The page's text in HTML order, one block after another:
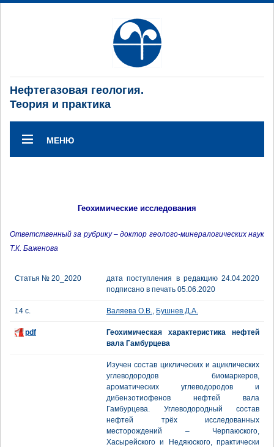
Нефтегазовая геология.
Теория и практика
МЕНЮ
Геохимические исследования
Ответственный за рубрику – доктор геолого-минералогических наук
Т.К. Баженова
Статья № 20_2020
дата поступления в редакцию 24.04.2020
подписано в печать 05.06.2020
14 с. Валяева О.В., Бушнев Д.А.
pdf
Геохимическая характеристика нефтей
вала Гамбурцева
Изучен состав циклических и ациклических
углеводородов биомаркеров,
ароматических углеводородов и
дибензотиофенов нефтей вала
Гамбурцева. Углеводородный состав
нефтей трёх исследованных
месторождений – Черпаюского,
Хасырейского и Недяюского, практически